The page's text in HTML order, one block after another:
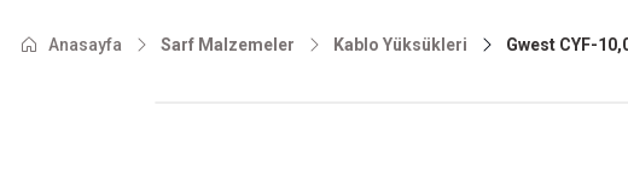
Anasayfa Sarf Malzemeler Kablo Yüksükleri Gwest CYF-